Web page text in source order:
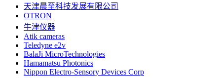
天津晨至科技发展有限公司
OTRON
牛津仪器
Atik cameras
Teledyne e2v
BalaJi MicroTechnologies
Hamamatsu Photonics
Nippon Electro-Sensory Devices Corp